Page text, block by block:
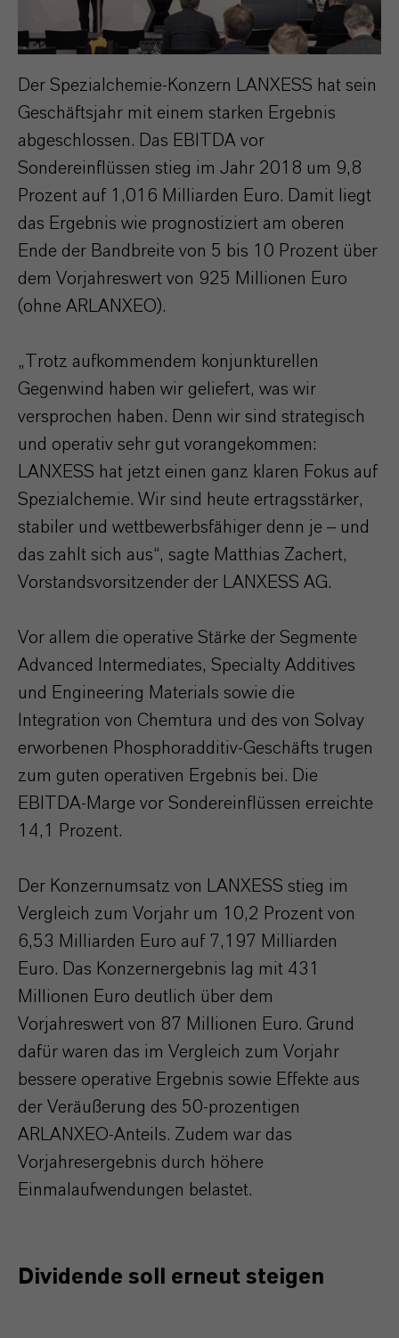
Der Spezialchemie-Konzern LANXESS hat sein
Geschäftsjahr mit einem starken Ergebnis
abgeschlossen. Das EBITDA vor
Sondereinflüssen stieg im Jahr 2018 um 9,8
Prozent auf 1,016 Milliarden Euro. Damit liegt
das Ergebnis wie prognostiziert am oberen
Ende der Bandbreite von 5 bis 10 Prozent über
dem Vorjahreswert von 925 Millionen Euro
(ohne ARLANXEO).
„Trotz aufkommendem konjunkturellen
Gegenwind haben wir geliefert, was wir
versprochen haben. Denn wir sind strategisch
und operativ sehr gut vorangekommen:
LANXESS hat jetzt einen ganz klaren Fokus auf
Spezialchemie. Wir sind heute ertragsstärker,
stabiler und wettbewerbsfähiger denn je – und
das zahlt sich aus“, sagte Matthias Zachert,
Vorstandsvorsitzender der LANXESS AG.
Vor allem die operative Stärke der Segmente
Advanced Intermediates, Specialty Additives
und Engineering Materials sowie die
Integration von Chemtura und des von Solvay
erworbenen Phosphoradditiv-Geschäfts trugen
zum guten operativen Ergebnis bei. Die
EBITDA-Marge vor Sondereinflüssen erreichte
14,1 Prozent.
Der Konzernumsatz von LANXESS stieg im
Vergleich zum Vorjahr um 10,2 Prozent von
6,53 Milliarden Euro auf 7,197 Milliarden
Euro. Das Konzernergebnis lag mit 431
Millionen Euro deutlich über dem
Vorjahreswert von 87 Millionen Euro. Grund
dafür waren das im Vergleich zum Vorjahr
bessere operative Ergebnis sowie Effekte aus
der Veräußerung des 50-prozentigen
ARLANXEO-Anteils. Zudem war das
Vorjahresergebnis durch höhere
Einmalaufwendungen belastet.
Dividende soll erneut steigen